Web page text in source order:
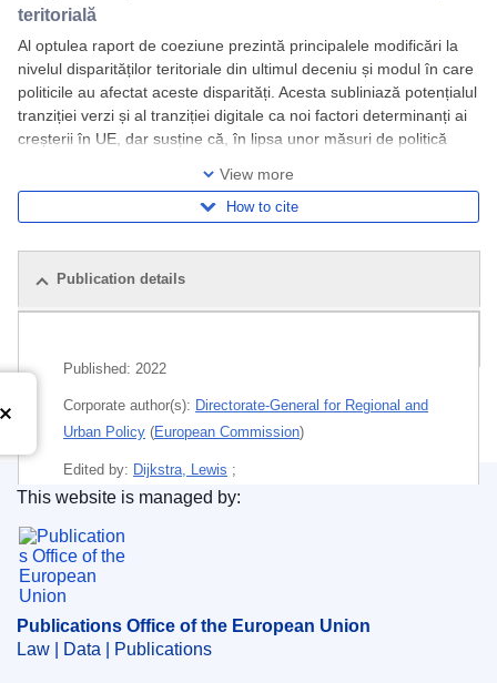
teritorială
Al optulea raport de coeziune prezintă principalele modificări la
nivelul disparităților teritoriale din ultimul deceniu și modul în care
politicile au afectat aceste disparități. Acesta subliniază potențialul
tranziției verzi și al tranziției digitale ca noi factori determinanți ai
creșterii în UE, dar susține că, în lipsa unor măsuri de politică
View more
How to cite
Publication details
Published: 2022
Corporate author(s): Directorate-General for Regional and
Urban Policy (European Commission)
Edited by: Dijkstra, Lewis ;
Themes:Regional policy and regional economies
Subject:digital transformation
cohesion
report
Publications Office of the European Union.
This website is managed by:
Publications Office of the European Union
Law | Data | Publications